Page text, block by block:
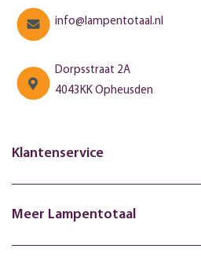
info@lampentotaal.nl
Dorpsstraat 2A
4043KK Opheusden
Klantenservice
Meer Lampentotaal